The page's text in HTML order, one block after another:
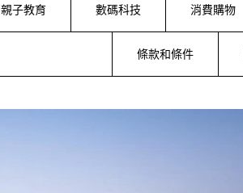
親子教育 數碼科技 消費購物
條款和條件